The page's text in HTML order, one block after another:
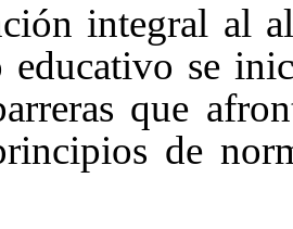
integral al
educativo se
que
de